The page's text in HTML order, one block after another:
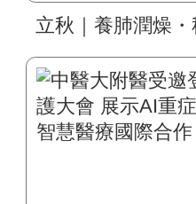
立秋｜養肺潤燥